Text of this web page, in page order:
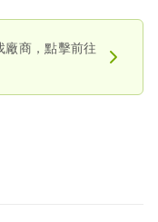
廠商，點擊前往